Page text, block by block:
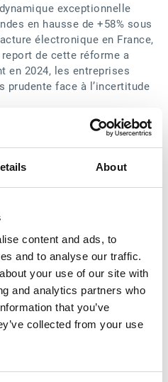
About
content and ads, to
and to analyse our traffic.
your use of our site with
and analytics partners who
that you’ve
collected from your use
exceptionnelle
en hausse de +58% sous
électronique en France,
de cette réforme a
en 2024, les entreprises
prudente face à l’incertitude
la demande pour
l’année, comme en
+22% des prises de
à l’année précédente.
et les
particulièrement dynamique
des prises de
en 2024 (+15% au 4 ème
commerciale enregistre
avec un 4
trimestre en
du report de la
et d’un effet de base